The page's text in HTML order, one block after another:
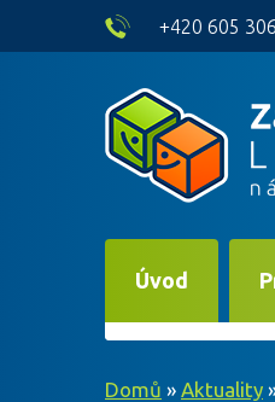
skip to main content
+420 605
Úvod
Domů » Aktuality